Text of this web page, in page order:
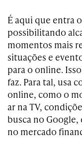
É aqui que entra
possibilitando
momentos mais
situações e
para o online.
faz. Para tal, usa
online, como o
ar na TV,
busca no
no mercado